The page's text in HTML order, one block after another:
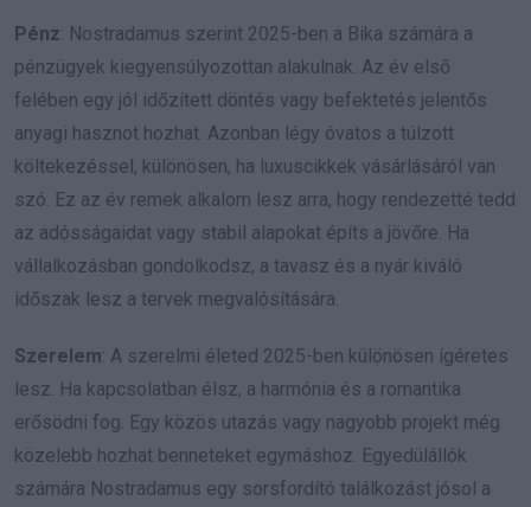
Pénz: Nostradamus szerint 2025-ben a Bika számára a
pénzügyek kiegyensúlyozottan alakulnak. Az év első
felében egy jól időzített döntés vagy befektetés jelentős
anyagi hasznot hozhat. Azonban légy óvatos a túlzott
költekezéssel, különösen, ha luxuscikkek vásárlásáról van
szó. Ez az év remek alkalom lesz arra, hogy rendezetté tedd
az adósságaidat vagy stabil alapokat építs a jövőre. Ha
vállalkozásban gondolkodsz, a tavasz és a nyár kiváló
időszak lesz a tervek megvalósítására.
Szerelem: A szerelmi életed 2025-ben különösen ígéretes
lesz. Ha kapcsolatban élsz, a harmónia és a romantika
erősödni fog. Egy közös utazás vagy nagyobb projekt még
közelebb hozhat benneteket egymáshoz. Egyedülállók
számára Nostradamus egy sorsfordító találkozást jósol a